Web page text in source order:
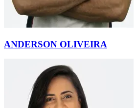
ANDERSON OLIVEIRA